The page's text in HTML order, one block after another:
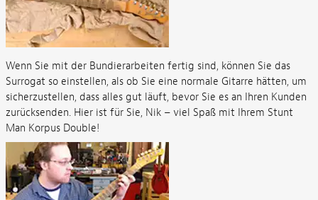
Wenn Sie mit der Bundierarbeiten fertig sind, können Sie das
Surrogat so einstellen, als ob Sie eine normale Gitarre hätten, um
sicherzustellen, dass alles gut läuft, bevor Sie es an Ihren Kunden
zurücksenden. Hier ist für Sie, Nik – viel Spaß mit Ihrem Stunt
Man Korpus Double!